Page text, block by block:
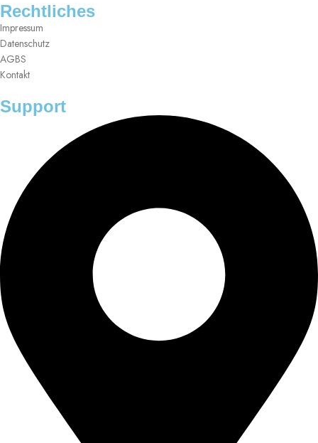
Rechtliches
Impressum
Datenschutz
AGBS
Kontakt
Support